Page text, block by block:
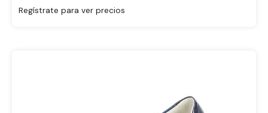
Regístrate para ver precios